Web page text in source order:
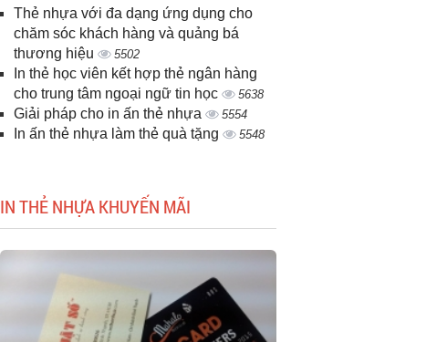
Thẻ nhựa với đa dạng ứng dụng cho
chăm sóc khách hàng và quảng bá
thương hiệu
5502
In thẻ học viên kết hợp thẻ ngân hàng
cho trung tâm ngoại ngữ tin học
5638
Giải pháp cho in ấn thẻ nhựa 5554
In ấn thẻ nhựa làm thẻ quà tặng 5548
IN THẺ NHỰA KHUYẾN MÃI